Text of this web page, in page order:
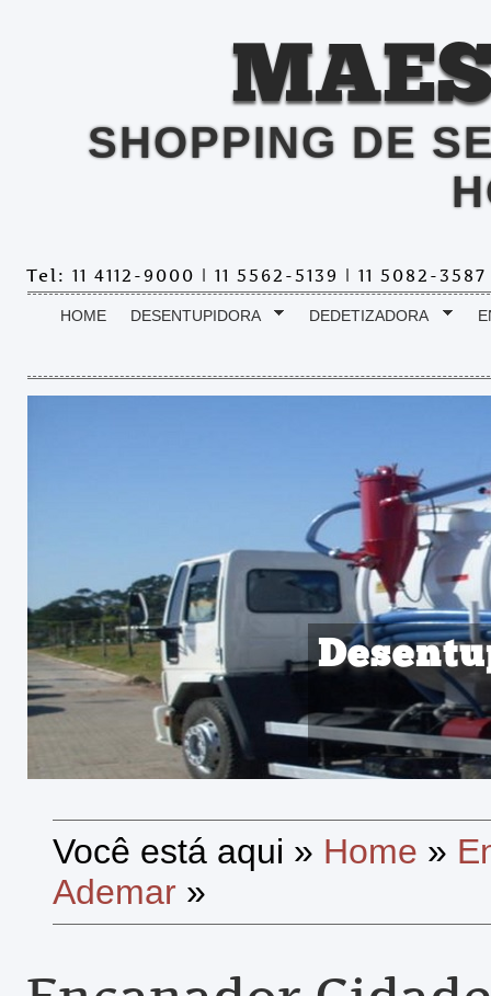
SHOPPING DE
Tel: 11 4112-9000 | 11 5562-5139 | 11 5082-
HOME DESENTUPIDORA DEDETIZADORA
Você está aqui » Home »
Ademar »